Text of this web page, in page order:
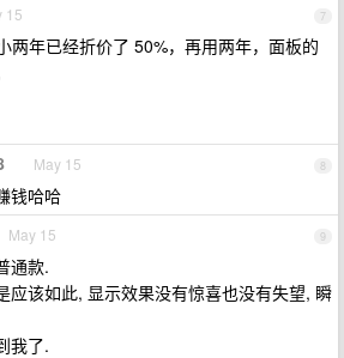
7
15
两年已经折价了 50%，再用两年，面板的
8
May 15
钱哈哈
9
May 15
通款.
应该如此, 显示效果没有惊喜也没有失望, 瞬
我了.